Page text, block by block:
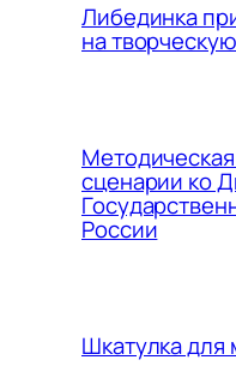
Либединка
на
сценарии ко
России
Шкатулка для